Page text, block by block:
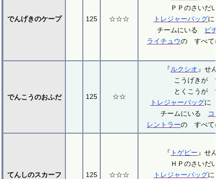
でんげきのケープ 125 ☆☆☆
ＰＰのさいだ
トレジャーバッグに
チームにいる
ピ
ライチュウの すべて
でんこうのおふだ 125 ☆☆
『ルクシオ 』せ
こうげきが
とくこうが
トレジャーバッグに
チームにいる
コ
レントラーの すべて
てんしのスカーフ 125 ☆☆☆
『 トゲピー 』せ
ＨＰのさいだ
トレジャーバッグに